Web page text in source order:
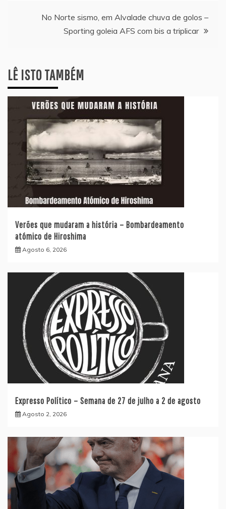
No Norte sismo, em Alvalade chuva de golos –
Sporting goleia AFS com bis a triplicar
LÊ ISTO TAMBÉM
Verões que mudaram a história – Bombardeamento
atómico de Hiroshima
Agosto 6, 2026
Expresso Político – Semana de 27 de julho a 2 de agosto
Agosto 2, 2026